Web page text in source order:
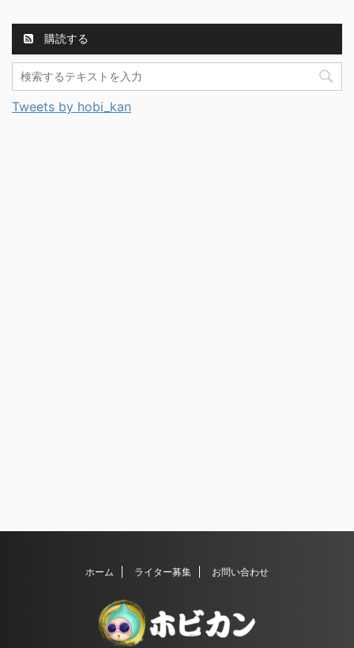
購読する
Tweets by hobi_kan
ホーム ライター募集 お問い合わせ